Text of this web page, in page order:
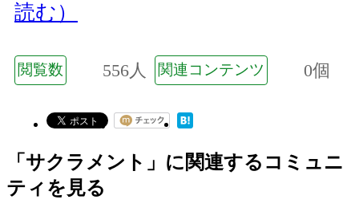
読む）
閲覧数 556人 関連コンテンツ 0個
「サクラメント」に関連するコミュニ
ティを見る